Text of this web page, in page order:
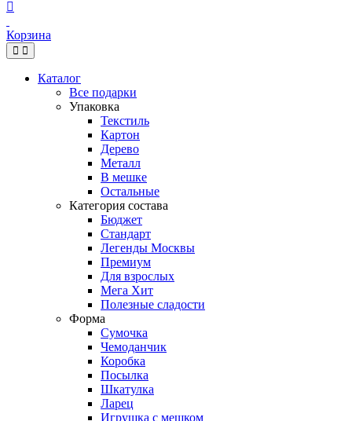
Корзина
Каталог
Все подарки
Упаковка
Текстиль
Картон
Дерево
Металл
В мешке
Остальные
Категория состава
Бюджет
Стандарт
Легенды Москвы
Премиум
Для взрослых
Мега Хит
Полезные сладости
Форма
Сумочка
Чемоданчик
Коробка
Посылка
Шкатулка
Ларец
Игрушка с мешком